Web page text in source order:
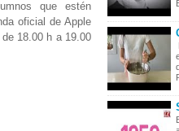
que estén
oficial de Apple
18.00 h a 19.00